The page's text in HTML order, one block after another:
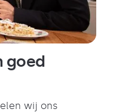
goed
wij ons